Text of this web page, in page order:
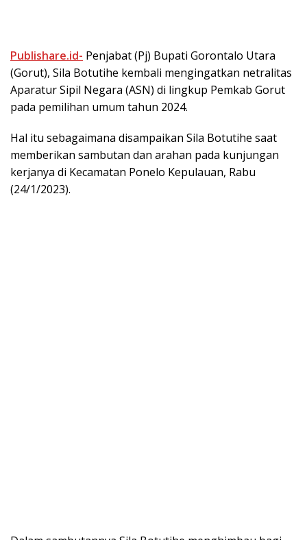
Publishare.id- Penjabat (Pj) Bupati Gorontalo Utara
(Gorut), Sila Botutihe kembali mengingatkan netralitas
Aparatur Sipil Negara (ASN) di lingkup Pemkab Gorut
pada pemilihan umum tahun 2024.
Hal itu sebagaimana disampaikan Sila Botutihe saat
memberikan sambutan dan arahan pada kunjungan
kerjanya di Kecamatan Ponelo Kepulauan, Rabu
(24/1/2023).